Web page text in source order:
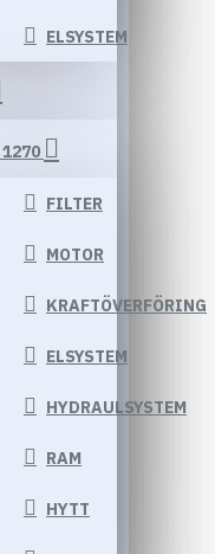
ELSYSTEM
1270
FILTER
MOTOR
KRAFTÖVERFÖRING
ELSYSTEM
HYDRAULSYSTEM
RAM
HYTT